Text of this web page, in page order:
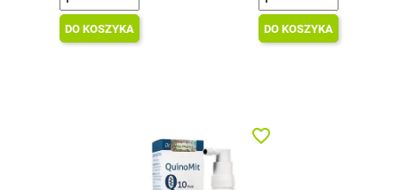
DO KOSZYKA DO KOSZYKA
favorite_border